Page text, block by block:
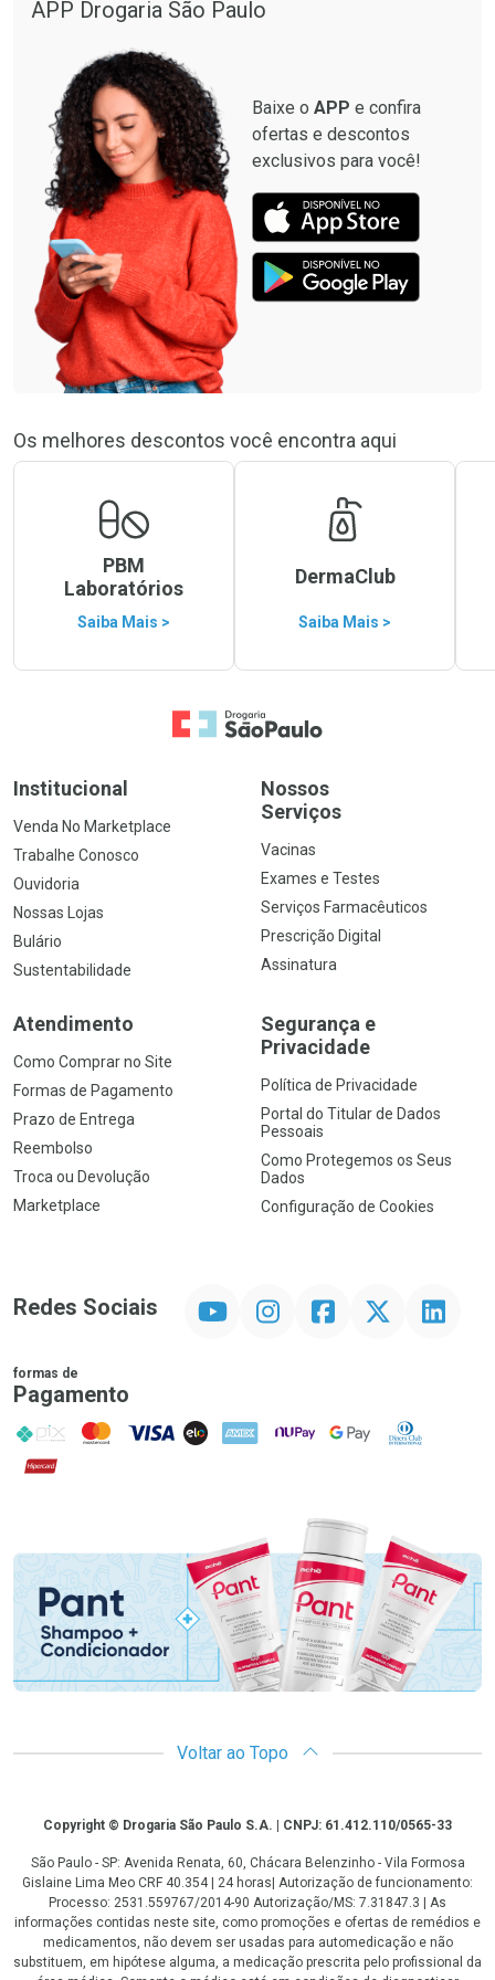
APP Drogaria São Paulo
Baixe o APP e confira
ofertas e descontos
exclusivos para você!
Os melhores descontos você encontra aqui
PBM
Laboratórios
Saiba Mais >
DermaClub
Saiba Mais >
Ir para a Home
Institucional
Venda No Marketplace
Trabalhe Conosco
Ouvidoria
Nossas Lojas
Bulário
Sustentabilidade
Nossos
Serviços
Vacinas
Exames e Testes
Serviços Farmacêuticos
Prescrição Digital
Assinatura
Atendimento
Como Comprar no Site
Formas de Pagamento
Prazo de Entrega
Reembolso
Troca ou Devolução
Marketplace
Segurança e
Privacidade
Política de Privacidade
Portal do Titular de Dados
Pessoais
Como Protegemos os Seus
Dados
Configuração de Cookies
Redes Sociais InstagramFacebookTwitter Linkedin
formas de
Pagamento
PIX MasterCard
VISA ELO AMEX NuPay Google PayDiners Club
Hipercard
Promoção em Destaque
Voltar ao Topo
CopyrightCopyright © Drogaria São Paulo S.A. | CNPJ: 61.412.110/0565-33
São Paulo - SP: Avenida Renata, 60, Chácara Belenzinho - Vila Formosa
Gislaine Lima Meo CRF 40.354 | 24 horas| Autorização de funcionamento:
Processo: 2531.559767/2014-90 Autorização/MS: 7.31847.3 | As
informações contidas neste site, como promoções e ofertas de remédios e
medicamentos, não devem ser usadas para automedicação e não
substituem, em hipótese alguma, a medicação prescrita pelo profissional da